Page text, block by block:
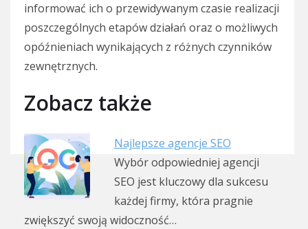
informować ich o przewidywanym czasie realizacji
poszczególnych etapów działań oraz o możliwych
opóźnieniach wynikających z różnych czynników
zewnętrznych.
Zobacz także
Najlepsze agencje SEO
Wybór odpowiedniej agencji
SEO jest kluczowy dla sukcesu
każdej firmy, która pragnie
zwiększyć swoją widoczność…